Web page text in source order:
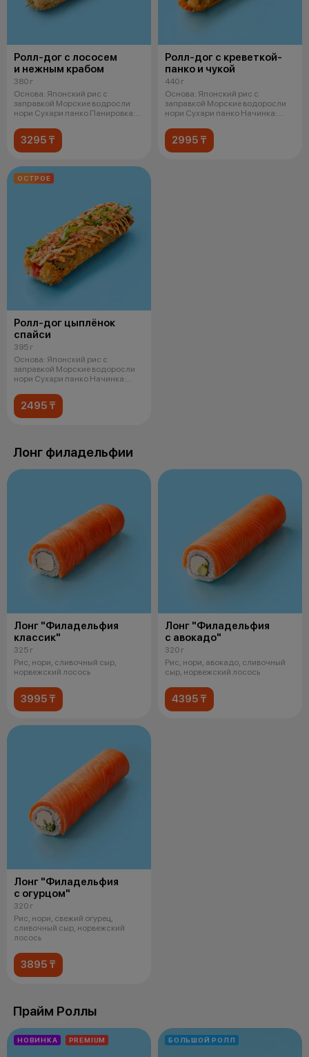
Ролл-дог с лососем
и нежным крабом
380 г
Основа: Японский рис с
заправкой Морские водросли
нори Сухари панко Панировка:
3295 ₸
Ролл-дог с креветкой-
панко и чукой
440 г
Основа: Японский рис с
заправкой Морские водоросли
нори Сухари панко Начинка:
2995 ₸
ОСТРОЕ
Ролл-дог цыплёнок
спайси
395 г
Основа: Японский рис с
заправкой Морские водоросли
нори Сухари панко Начинка:
2495 ₸
Лонг филадельфии
Лонг "Филадельфия
классик"
325 г
Рис, нори, сливочный сыр,
норвежский лосось
3995 ₸
Лонг "Филадельфия
с авокадо"
320 г
Рис, нори, авокадо, сливочный
сыр, норвежский лосось
4395 ₸
Лонг "Филадельфия
с огурцом"
320 г
Рис, нори, свежий огурец,
сливочный сыр, норвежский
лосось
3895 ₸
Прайм Роллы
НОВИНКА PREMIUM БОЛЬШОЙ РОЛЛ